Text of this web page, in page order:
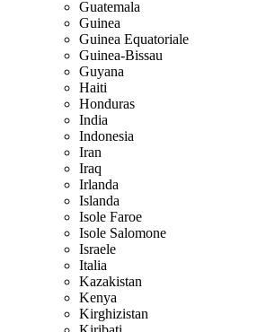
Guatemala
Guinea
Guinea Equatoriale
Guinea-Bissau
Guyana
Haiti
Honduras
India
Indonesia
Iran
Iraq
Irlanda
Islanda
Isole Faroe
Isole Salomone
Israele
Italia
Kazakistan
Kenya
Kirghizistan